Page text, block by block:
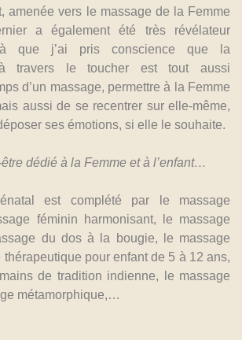
amenée vers le massage de la Femme
a également été très révélateur
que j’ai pris conscience que la
à travers le toucher est tout aussi
d’un massage, permettre à la Femme
aussi de se recentrer sur elle-même,
ses émotions, si elle le souhaite.
dédié à la Femme et à l’enfant…
est complété par le massage
féminin harmonisant, le massage
du dos à la bougie, le massage
thérapeutique pour enfant de 5 à 12 ans,
de tradition indienne, le massage
métamorphique,…